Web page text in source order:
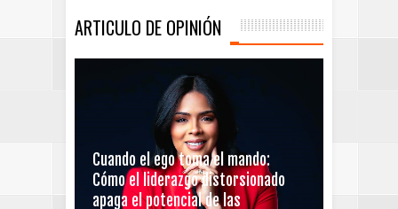
ARTICULO DE OPINIÓN
Cuando el ego toma el mando:
Cómo el liderazgo distorsionado
apaga el potencial de las